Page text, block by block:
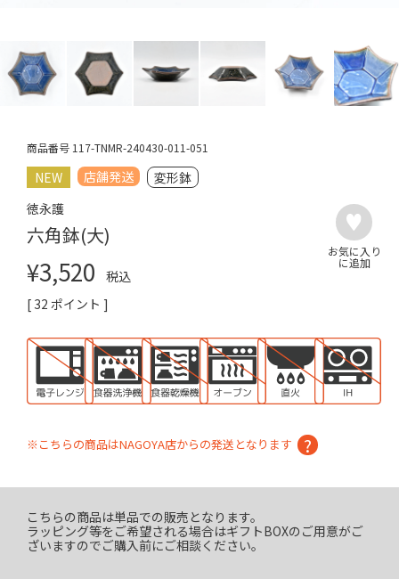
商品番号 117-TNMR-240430-011-051
NEW 店舗発送
変形鉢
徳永護
六角鉢(大)
¥3,520
税込
[ 32 ポイント ]
※こちらの商品はNAGOYA店からの発送となります
こちらの商品は単品での販売となります。
ラッピング等をご希望される場合はギフトBOXのご用意がご
ざいますのでご購入前にご相談ください。